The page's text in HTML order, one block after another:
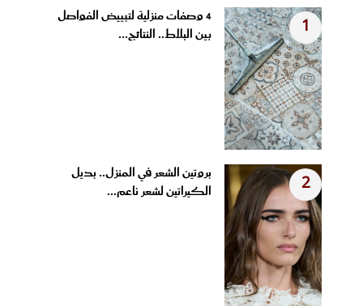
1
4 وصفات منزلية لتبييض الفواصل
بين البلاط.. النتائج...
2
بروتين الشعر في المنزل.. بديل
الكيراتين لشعر ناعم...